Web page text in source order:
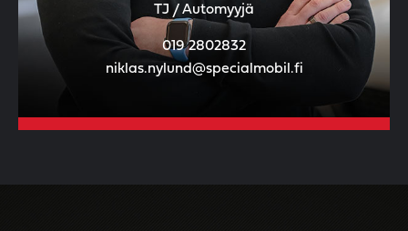
TJ / Automyyjä
019 2802832
niklas.nylund@specialmobil.fi